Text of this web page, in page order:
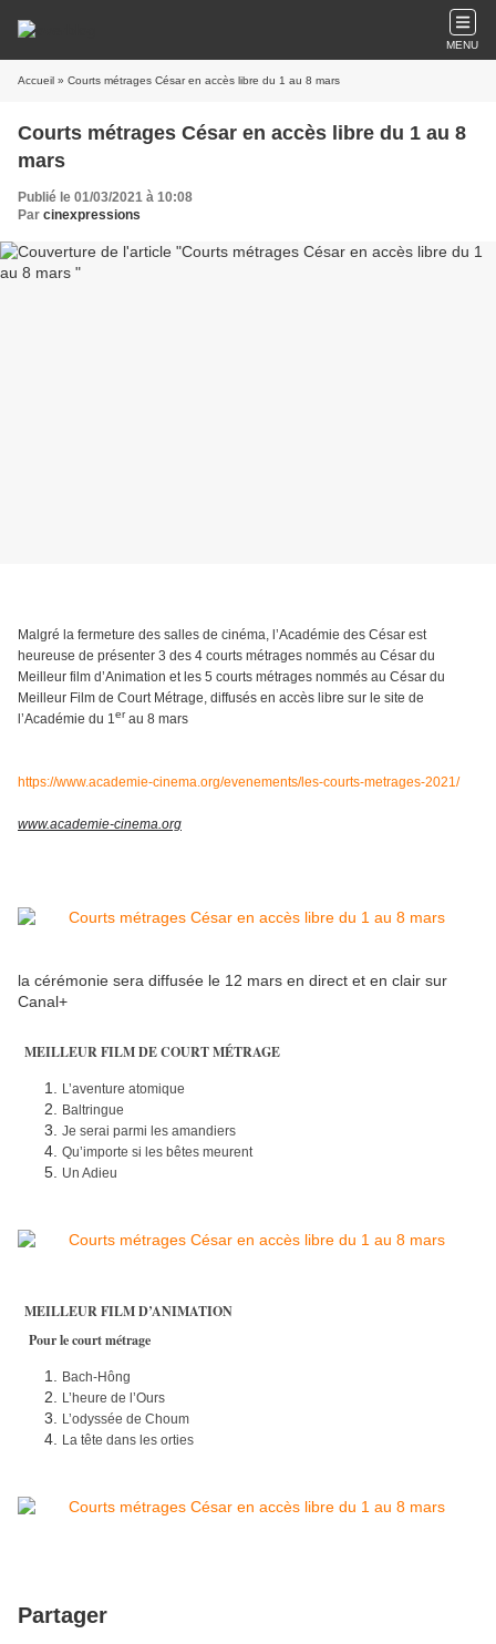
MENU
Accueil » Courts métrages César en accès libre du 1 au 8 mars
Courts métrages César en accès libre du 1 au 8
mars
Publié le 01/03/2021 à 10:08
Par cinexpressions
Malgré la fermeture des salles de cinéma, l’Académie des César est
heureuse de présenter 3 des 4 courts métrages nommés au César du
Meilleur film d’Animation et les 5 courts métrages nommés au César du
Meilleur Film de Court Métrage, diffusés en accès libre sur le site de
l’Académie du 1er au 8 mars
https://www.academie-cinema.org/evenements/les-courts-metrages-2021/
www.academie-cinema.org
la cérémonie sera diffusée le 12 mars en direct et en clair sur
Canal+
MEILLEUR FILM DE COURT MÉTRAGE
L’aventure atomique
Baltringue
Je serai parmi les amandiers
Qu’importe si les bêtes meurent
Un Adieu
MEILLEUR FILM D’ANIMATION
Pour le court métrage
Bach-Hông
L’heure de l’Ours
L’odyssée de Choum
La tête dans les orties
Partager